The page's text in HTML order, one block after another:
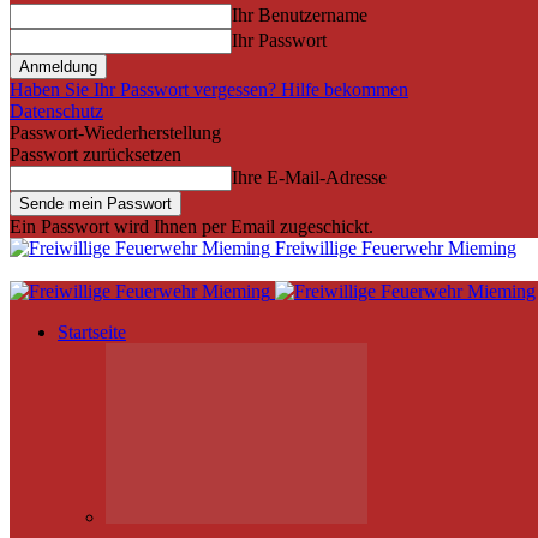
Ihr Benutzername
Ihr Passwort
Haben Sie Ihr Passwort vergessen? Hilfe bekommen
Datenschutz
Passwort-Wiederherstellung
Passwort zurücksetzen
Ihre E-Mail-Adresse
Ein Passwort wird Ihnen per Email zugeschickt.
Freiwillige Feuerwehr Mieming
Startseite